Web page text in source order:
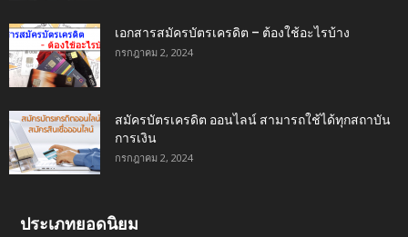
เอกสารสมัครบัตรเครดิต – ต้องใช้อะไรบ้าง
กรกฎาคม 2, 2024
สมัครบัตรเครดิต ออนไลน์ สามารถใช้ได้ทุกสถาบัน
การเงิน
กรกฎาคม 2, 2024
ประเภทยอดนิยม